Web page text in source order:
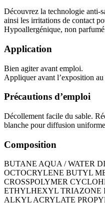
Découvrez la technologie anti-
ainsi les irritations de contact
Hypoallergénique, non
Application
Bien agiter avant emploi.
Appliquer avant l’exposition
Précautions d’emploi
Décollement facile du sable.
blanche pour diffusion
Composition
BUTANE AQUA / WATER
OCTOCRYLENE BUTYL
CROSSPOLYMER
ETHYLHEXYL TRIAZONE
ALKYL ACRYLATE